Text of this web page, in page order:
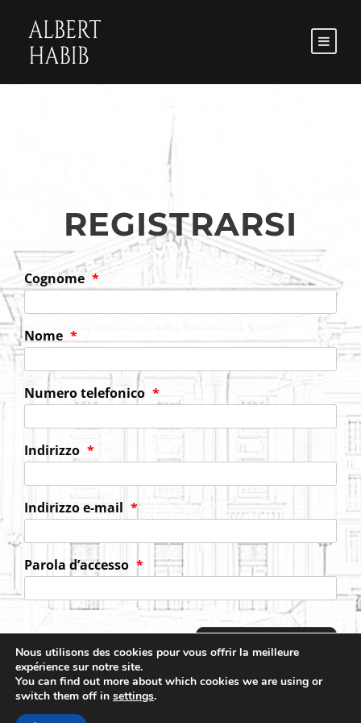
REGISTRARSI
Cognome *
Nome *
Numero telefonico *
Indirizzo *
Indirizzo e-mail *
Parola d’accesso *
Nous utilisons des cookies pour vous offrir la meilleure
expérience sur notre site.
You can find out more about which cookies we are using or
switch them off in settings.